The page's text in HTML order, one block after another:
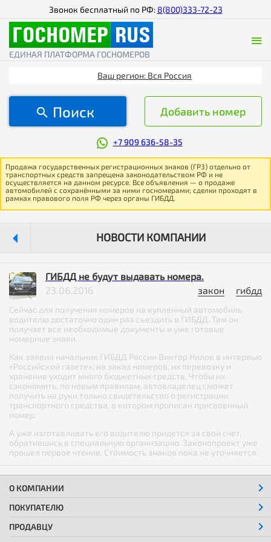
Звонок бесплатный по РФ: 8(800)333-72-23
ЕДИНАЯ ПЛАТФОРМА ГОСНОМЕРОВ
Ваш регион: Вся Россия
Поиск Добавить номер
+7 909 636-58-35
Продажа государственных регистрационных знаков (ГРЗ) отдельно от
транспортных средств запрещена законодательством РФ и не
осуществляется на данном ресурсе. Все объявления — о продаже
автомобилей с сохранёнными за ними госномерами; сделки проходят в
рамках правового поля РФ через органы ГИБДД.
НОВОСТИ КОМПАНИИ
ГИБДД не будут выдавать номера.
23.06.2016
закон гибдд
Сейчас для получения номеров на купленный автомобиль
водителю достаточно один раз съездить в ГИБДД. Там он
получает все необходимые документы и уже готовые
номерные знаки.
Как заявил начальник ГИБДД России Виктор Нилов в интервью
«Российской газете», на заказ номеров, их перевозку и
хранение уходит много бюджетных средств. Чтобы их
сэкономить, по новым правилам, автовладелец сможет
получить на руки только свидетельство о регистрации
транспортного средства, в котором прописан присвоенный
номер.
А уже изготавливать его водителю придется за свой счет,
обратившись в специальную организацию. Законопроект уже
прошел первое чтение. Стоимость знаков пока не уточняется.
О КОМПАНИИ
ПОКУПАТЕЛЮ
ПРОДАВЦУ